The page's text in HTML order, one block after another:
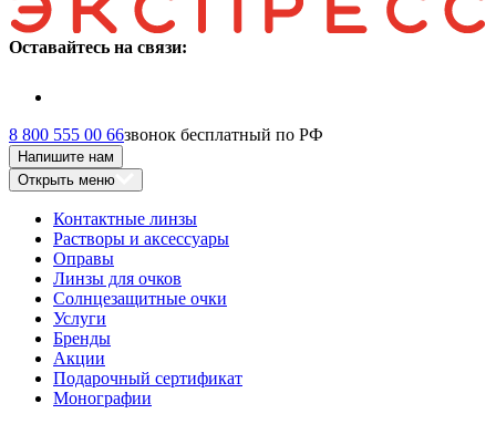
Оставайтесь на связи:
8 800 555 00 66звонок бесплатный по РФ
Напишите нам
Открыть меню
Контактные линзы
Растворы и аксессуары
Оправы
Линзы для очков
Солнцезащитные очки
Услуги
Бренды
Акции
Подарочный сертификат
Монографии